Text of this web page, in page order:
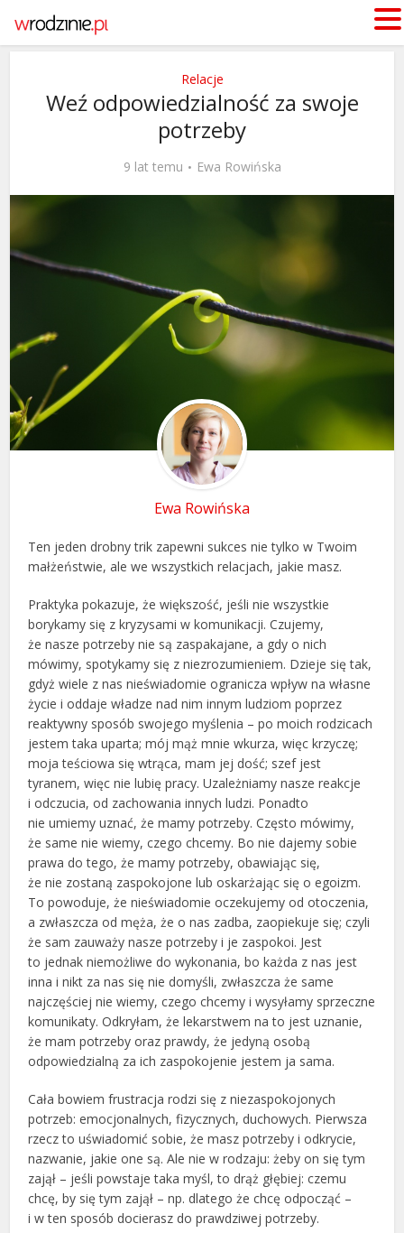
Relacje
Weź odpowiedzialność za swoje
potrzeby
9 lat temu Ewa Rowińska
Ewa Rowińska
Ten jeden drobny trik zapewni sukces nie tylko w Twoim
małżeństwie, ale we wszystkich relacjach, jakie masz.
Praktyka pokazuje, że większość, jeśli nie wszystkie
borykamy się z kryzysami w komunikacji. Czujemy,
że nasze potrzeby nie są zaspakajane, a gdy o nich
mówimy, spotykamy się z niezrozumieniem. Dzieje się tak,
gdyż wiele z nas nieświadomie ogranicza wpływ na własne
życie i oddaje władze nad nim innym ludziom poprzez
reaktywny sposób swojego myślenia – po moich rodzicach
jestem taka uparta; mój mąż mnie wkurza, więc krzyczę;
moja teściowa się wtrąca, mam jej dość; szef jest
tyranem, więc nie lubię pracy. Uzależniamy nasze reakcje
i odczucia, od zachowania innych ludzi. Ponadto
nie umiemy uznać, że mamy potrzeby. Często mówimy,
że same nie wiemy, czego chcemy. Bo nie dajemy sobie
prawa do tego, że mamy potrzeby, obawiając się,
że nie zostaną zaspokojone lub oskarżając się o egoizm.
To powoduje, że nieświadomie oczekujemy od otoczenia,
a zwłaszcza od męża, że o nas zadba, zaopiekuje się; czyli
że sam zauważy nasze potrzeby i je zaspokoi. Jest
to jednak niemożliwe do wykonania, bo każda z nas jest
inna i nikt za nas się nie domyśli, zwłaszcza że same
najczęściej nie wiemy, czego chcemy i wysyłamy sprzeczne
komunikaty. Odkryłam, że lekarstwem na to jest uznanie,
że mam potrzeby oraz prawdy, że jedyną osobą
odpowiedzialną za ich zaspokojenie jestem ja sama.
Cała bowiem frustracja rodzi się z niezaspokojonych
potrzeb: emocjonalnych, fizycznych, duchowych. Pierwsza
rzecz to uświadomić sobie, że masz potrzeby i odkrycie,
nazwanie, jakie one są. Ale nie w rodzaju: żeby on się tym
zajął – jeśli powstaje taka myśl, to drąż głębiej: czemu
chcę, by się tym zajął – np. dlatego że chcę odpocząć –
i w ten sposób docierasz do prawdziwej potrzeby.